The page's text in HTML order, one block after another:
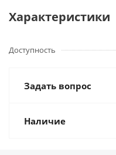
Характеристики
Доступность
Задать вопрос
Наличие